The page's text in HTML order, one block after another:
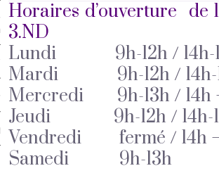
(cours particuliers)
Versailles
méthode Suzuki – Versailles
lyrique à Versailles
Horaires d’ouverture de
3.ND
Lundi 9h-12h / 14h-
Mardi 9h-12h / 14h-
Mercredi 9h-13h / 14h
Jeudi 9h-12h / 14h-
Vendredi fermé / 14h –
Samedi 9h-13h